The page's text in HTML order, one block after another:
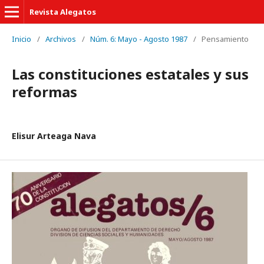
Revista Alegatos
Inicio / Archivos / Núm. 6: Mayo - Agosto 1987 / Pensamiento
Las constituciones estatales y sus
reformas
Elisur Arteaga Nava